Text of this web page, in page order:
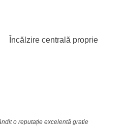
Încălzire centrală proprie
o reputație excelentă gratie